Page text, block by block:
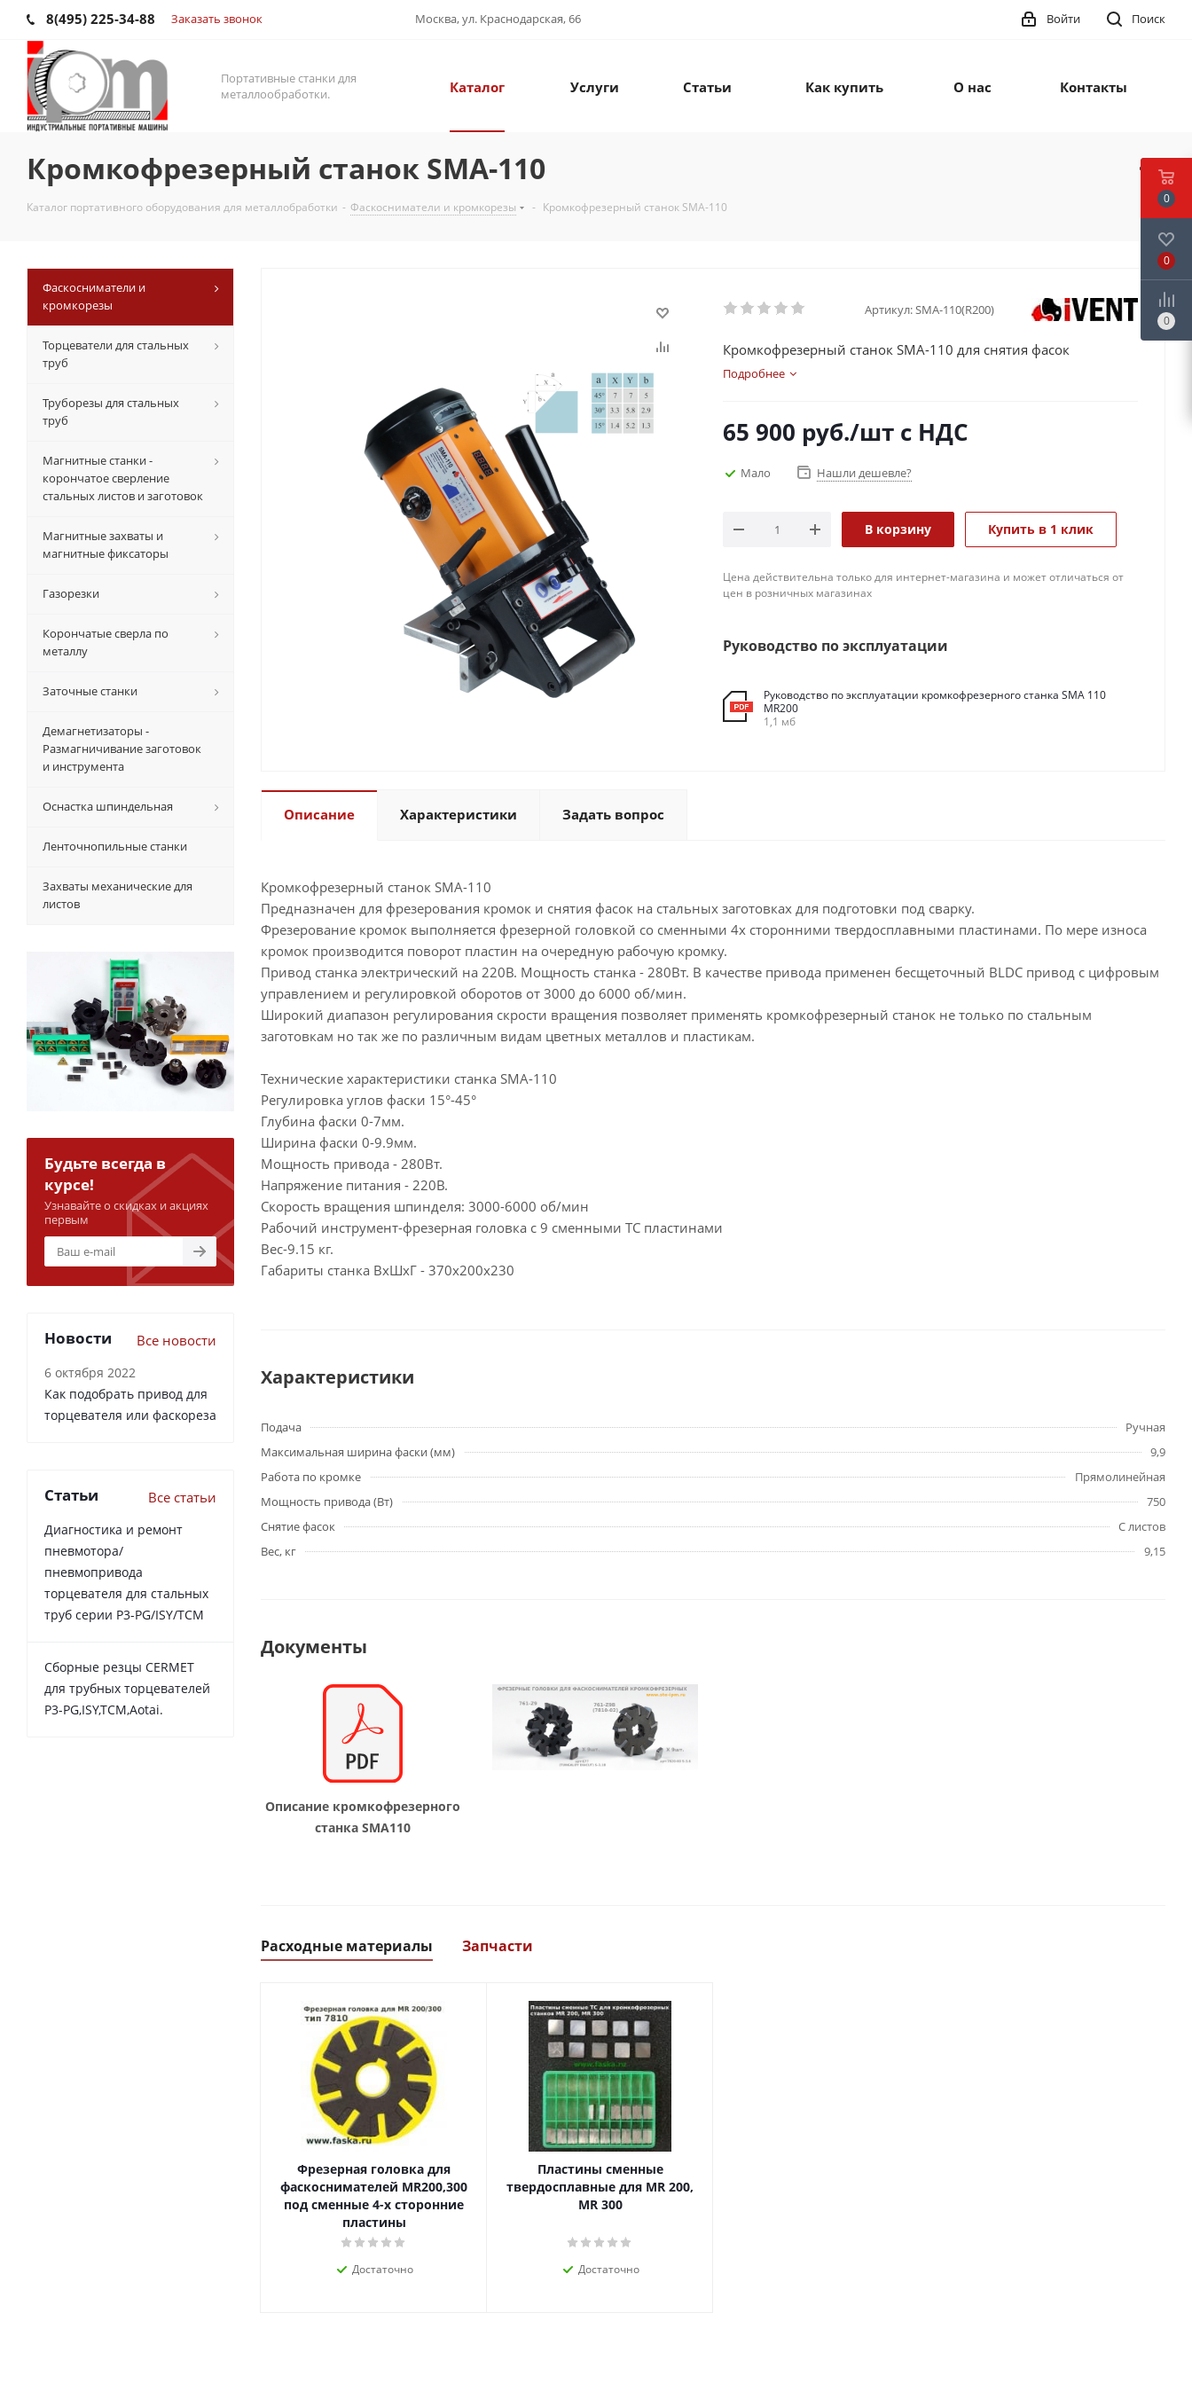
8(495) 225-34-88 Заказать звонок Москва, ул. Краснодарская, 66 Поиск
Войти
Портативные станки для
металлообработки.
Каталог Услуги Статьи Как купить О нас Контакты
Кромкофрезерный станок SMA-110
Каталог портативного оборудования для металлобработки - Фаскосниматели и кромкорезы - Кромкофрезерный станок SMA-110
Артикул: SMA-110(R200)
Кромкофрезерный станок SMA-110 для снятия фасок
Подробнее
65 900 руб./шт с НДС
Мало Нашли дешевле?
В корзину Купить в 1 клик
Цена действительна только для интернет-магазина и может отличаться от
цен в розничных магазинах
Руководство по эксплуатации
Руководство по эксплуатации кромкофрезерного станка SMA 110
MR200
1,1 мб
Описание Характеристики Задать вопрос
Кромкофрезерный станок SMA-110
Предназначен для фрезерования кромок и снятия фасок на стальных заготовках для подготовки под сварку.
Фрезерование кромок выполняется фрезерной головкой со сменными 4х сторонними твердосплавными пластинами. По мере износа
кромок производится поворот пластин на очередную рабочую кромку.
Привод станка электрический на 220В. Мощность станка - 280Вт. В качестве привода применен бесщеточный BLDC привод с цифровым
управлением и регулировкой оборотов от 3000 до 6000 об/мин.
Широкий диапазон регулирования скрости вращения позволяет применять кромкофрезерный станок не только по стальным
заготовкам но так же по различным видам цветных металлов и пластикам.
Технические характеристики станка SMA-110
Регулировка углов фаски 15°-45°
Глубина фаски 0-7мм.
Ширина фаски 0-9.9мм.
Мощность привода - 280Вт.
Напряжение питания - 220В.
Скорость вращения шпинделя: 3000-6000 об/мин
Рабочий инструмент-фрезерная головка с 9 сменными ТС пластинами
Вес-9.15 кг.
Габариты станка ВхШхГ - 370х200х230
Характеристики
Подача
Ручная
Максимальная ширина фаски (мм)
9,9
Работа по кромке
Прямолинейная
Мощность привода (Вт)
750
Снятие фасок
С листов
Вес, кг
9,15
Документы
Описание кромкофрезерного
станка SMA110
Расходные материалы Запчасти
Фрезерная головка для
фаскоснимателей MR200,300
под сменные 4-х сторонние
пластины
Достаточно
Пластины сменные
твердосплавные для MR 200,
MR 300
Достаточно
Фаскосниматели и
кромкорезы
Торцеватели для стальных
труб
Труборезы для стальных
труб
Магнитные станки -
корончатое сверление
стальных листов и заготовок
Магнитные захваты и
магнитные фиксаторы
Газорезки
Корончатые сверла по
металлу
Заточные станки
Демагнетизаторы -
Размагничивание заготовок
и инструмента
Оснастка шпиндельная
Ленточнопильные станки
Захваты механические для
листов
Будьте всегда в
курсе!
Узнавайте о скидках и акциях
первым
Новости Все новости
6 октября 2022
Как подобрать привод для
торцевателя или фаскореза
Статьи Все статьи
Диагностика и ремонт
пневмотора/
пневмопривода
торцевателя для стальных
труб серии P3-PG/ISY/TCM
Сборные резцы CERMET
для трубных торцевателей
P3-PG,ISY,TCM,Aotai.
0
0
0